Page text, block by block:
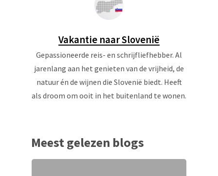
Vakantie naar Slovenië
Gepassioneerde reis- en schrijfliefhebber. Al
jarenlang aan het genieten van de vrijheid, de
natuur én de wijnen die Slovenië biedt. Heeft
als droom om ooit in het buitenland te wonen.
Meest gelezen blogs